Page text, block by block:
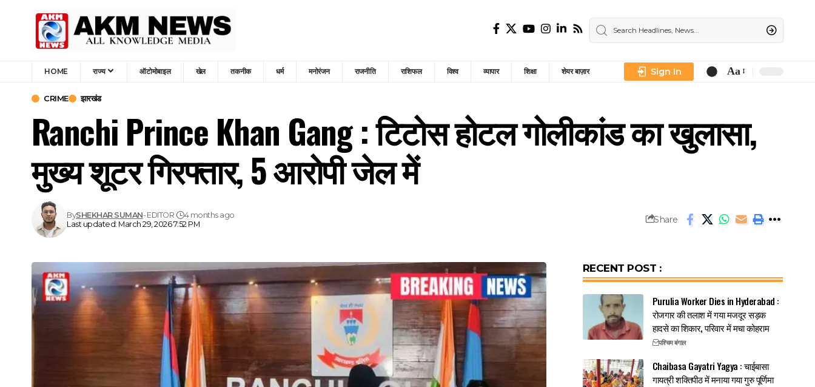
HOME राज्य ऑटोमोबाइल खेल तकनीक धर्म मनोरंजन राजनीति राशिफल विश्व व्यापार शिक्षा शेयर बाज़ार Sign In
Font
Aa
CRIME झारखंड
Ranchi Prince Khan Gang : टिटोस होटल गोलीकांड का खुलासा,
मुख्य शूटर गिरफ्तार, 5 आरोपी जेल में
Last updated: March 29, 2026 7:52 PM
BySHEKHAR SUMAN- EDITOR 4 months ago Share
RECENT POST :
Purulia Worker Dies in Hyderabad :
रोजगार की तलाश में गया मजदूर सड़क
हादसे का शिकार, परिवार में मचा कोहराम
पश्चिम बंगाल
Chaibasa Gayatri Yagya : चाईबासा
गायत्री शक्तिपीठ में मनाया गया गुरु पूर्णिमा